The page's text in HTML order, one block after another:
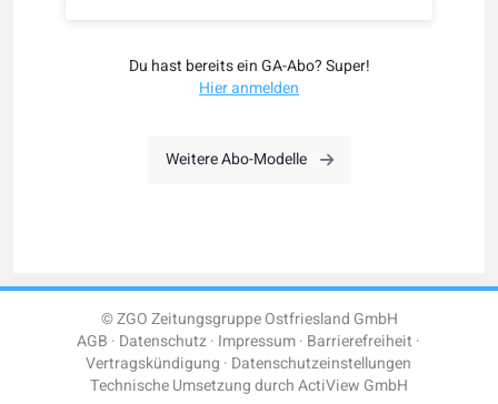
Du hast bereits ein GA-Abo? Super!
Hier anmelden
Weitere Abo-Modelle
© ZGO Zeitungsgruppe Ostfriesland GmbH
AGB Datenschutz Impressum Barrierefreiheit
Vertragskündigung Datenschutzeinstellungen
Technische Umsetzung durchActiView GmbH